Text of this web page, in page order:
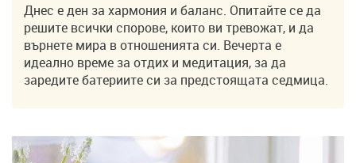
Днес е ден за хармония и баланс. Опитайте се да
решите всички спорове, които ви тревожат, и да
върнете мира в отношенията си. Вечерта е
идеално време за отдих и медитация, за да
заредите батериите си за предстоящата седмица.